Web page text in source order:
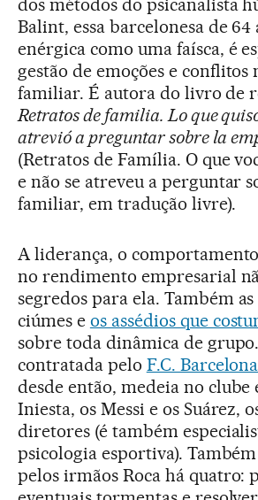
dos métodos do psicanalista
Balint, essa barcelonesa de 64
enérgica como uma faísca, é
gestão de emoções e conflitos
familiar. É autora do livro de
Retratos de familia. Lo que
atrevió a preguntar sobre la
(Retratos de Família. O que
e não se atreveu a perguntar
familiar, em tradução livre).
A liderança, o
no rendimento empresarial
segredos para ela. Também
ciúmes e os assédios que
sobre toda dinâmica de
contratada pelo F.C. Barcelona
desde então, medeia no clube
Iniesta, os Messi e os Suárez,
diretores (é também
psicologia esportiva).
pelos irmãos Roca há quatro: